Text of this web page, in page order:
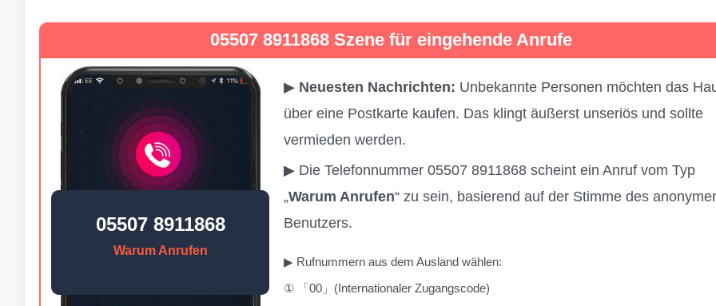
05507 8911868 Szene für eingehende Anrufe
05507 8911868
Warum Anrufen
▶ Neuesten Nachrichten: Unbekannte Personen möchten das
über eine Postkarte kaufen. Das klingt äußerst unseriös und sollte
vermieden werden.
▶ Die Telefonnummer 05507 8911868 scheint ein Anruf vom Typ
„Warum Anrufen“ zu sein, basierend auf der Stimme des
Benutzers.
▶ Rufnummern aus dem Ausland wählen:
① 「00」(Internationaler Zugangscode)